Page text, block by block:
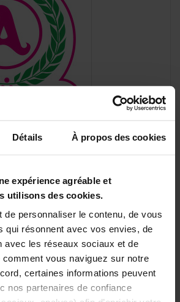
Détails À propos des cookies
expérience agréable et
utilisons des cookies.
de personnaliser le contenu, de vous
qui résonnent avec vos envies, de
avec les réseaux sociaux et de
vous naviguez sur notre
certaines informations peuvent
nos partenaires de confiance
Parchemin animal
.Autres tailles
Parchemins
Parchemins